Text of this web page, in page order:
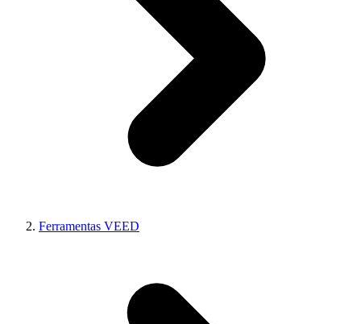
Ferramentas VEED